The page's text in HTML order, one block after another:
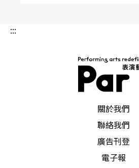
:::
關於我們
聯絡我們
廣告刊登
電子報